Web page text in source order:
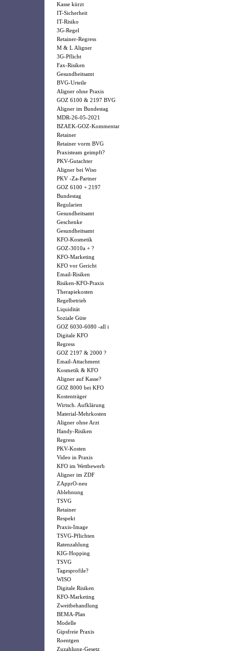
Kasse kürzt
IT-Sicherheit
IT-Risiko
3G-Regel
Retainer-Regress
M & L Aligner
3G-Pflicht
Fax-Risiken
Gesundheitsamt
BVG-Urteile
Aligner ohne Praxis
GOZ 6100 & 2197 BVG
Aligner im Bundestag
MDR-26-05-2021
BZAEK-GOZ-Kommentar
Retainer
Retainer vorm BVG
Praxisteam geimpft?
PKV-Gutachter
Aligner bei Wiso
PKV -Za-Partner
GOZ 6100 + 2197
Bundestag
Regularien
Gesundheitsamt
Geschenke
Gesundheitsamt
KFO-Kosmetik
GOZ-3010a + ?
KFO-Marketing
KFO vor Gericht
Email-Risiken
Risiken-KFO-Praxis
Therapiekosten
Regelbetrieb
Liquidität
Soziale Güte
GOZ 6030-6080 -all i
Digitale KFO
Regress
GOZ 2197 & 2000 ?
Email-Attachment
Kosmetik & KFO
Aligner auf Kasse?
GOZ 8000 bei KFO
Kostenträger
Wirtsch. Aufklärung
Material-Mehrkosten
Aligner ohne Arzt
Handy-Risiken
Regress
PKV-Kosten
Video in Praxis
KFO im Wettbewerb
Aligner im ZDF
ZApprO-neu
Ablehnung
TSVG
Retainer
Respekt
Praxis-Image
TSVG-Pflichten
Ratenzahlung
KIG-Hopping
TSVG
Tagesprofile?
WISO
Digitale Risiken
KFO-Marketing
Zweitbehandlung
BEMA-Plan
Modelle
Gipsfreie Praxis
Roentgen
Zuzahlung-Gesetz